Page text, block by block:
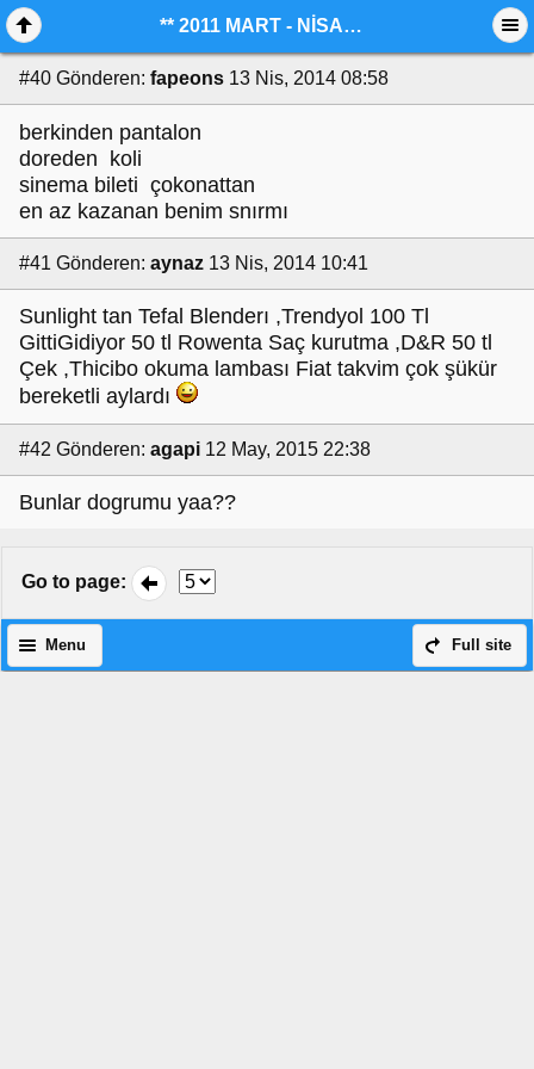
** 2011 MART - NİSAN AYI KAZANDIKLARIMIZ**
#40 Gönderen: fapeons 13 Nis, 2014 08:58
berkinden pantalon
doreden koli
sinema bileti çokonattan
en az kazanan benim snırmı
#41 Gönderen: aynaz 13 Nis, 2014 10:41
Sunlight tan Tefal Blenderı ,Trendyol 100 Tl
GittiGidiyor 50 tl Rowenta Saç kurutma ,D&R 50 tl
Çek ,Thicibo okuma lambası Fiat takvim çok şükür
bereketli aylardı
#42 Gönderen: agapi 12 May, 2015 22:38
Bunlar dogrumu yaa??
Go to page:
Full site
Menu